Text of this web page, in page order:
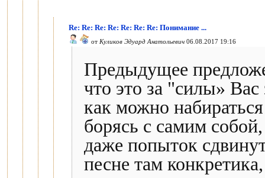
Re: Re: Re: Re: Re: Re: Re: Понимание ...
от Куликов Эдуард Анатольевич 06.08.2017 19:16
Предыдущее
что это за "силы»
как можно
борясь с самим
даже попыток
песне там